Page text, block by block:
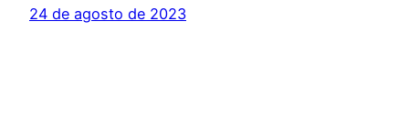
24 de agosto de 2023